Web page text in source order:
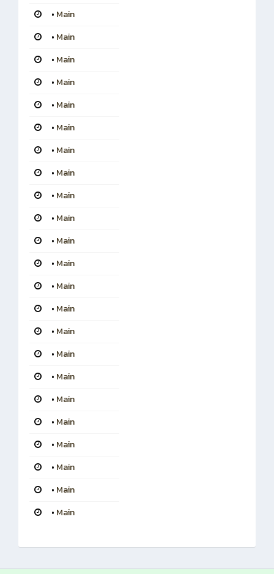
• Main
• Main
• Main
• Main
• Main
• Main
• Main
• Main
• Main
• Main
• Main
• Main
• Main
• Main
• Main
• Main
• Main
• Main
• Main
• Main
• Main
• Main
• Main